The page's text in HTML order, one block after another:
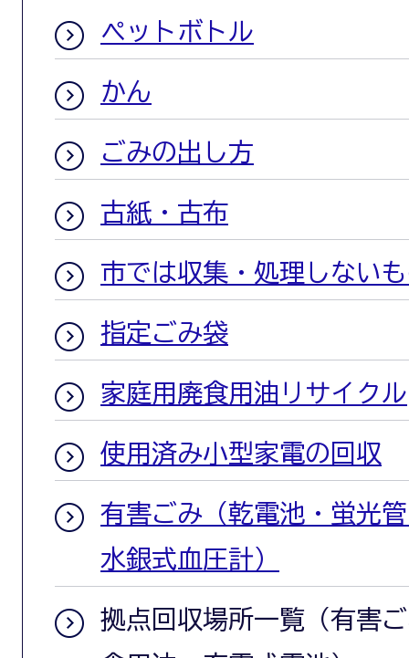
ペットボトル
かん
ごみの出し方
古紙・古布
市では収集・処理しない
指定ごみ袋
家庭用廃食用油リサイクル
使用済み小型家電の回収
有害ごみ（乾電池・蛍光
水銀式血圧計）
拠点回収場所一覧（有害